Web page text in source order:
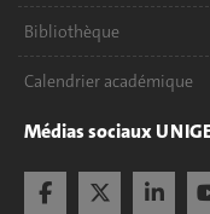
Bibliothèque
Calendrier académique
Médias sociaux